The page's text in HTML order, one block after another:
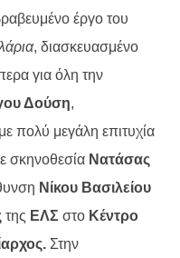
έργο του
, διασκευασμένο
για όλη την
Δούση,
πολύ μεγάλη επιτυχία
σκηνοθεσία Νατάσας
Νίκου Βασιλείου
της ΕΛΣ στο Κέντρο
Στην